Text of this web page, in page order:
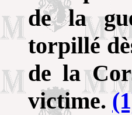
de la
torpillé
de la
victime.